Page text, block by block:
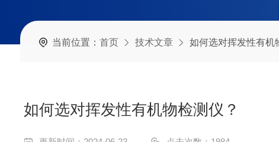
当前位置： 首页 技术文章 如何选对挥发性有机
如何选对挥发性有机物检测仪？